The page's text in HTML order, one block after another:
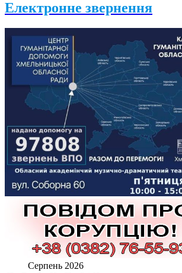
Електронне звернення
Серпень 2026